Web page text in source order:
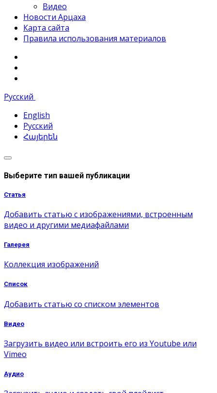
Видео
Новости Арцаха
Карта сайта
Правила использования материалов
Русский
English
Русский
Հայերեն
Выберите тип вашей публикации
Статья
Добавить статью с изображениями, встроенным
видео и другими медиафайлами
Галерея
Коллекция изображений
Список
Добавить статью со списком элементов
Видео
Загрузить видео или встроить его из Youtube или
Vimeo
Аудио